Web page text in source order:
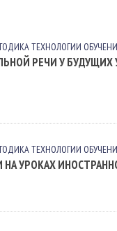
ТЕХНОЛОГИИ
РЕЧИ У БУДУЩИХ
ТЕХНОЛОГИИ
УРОКАХ